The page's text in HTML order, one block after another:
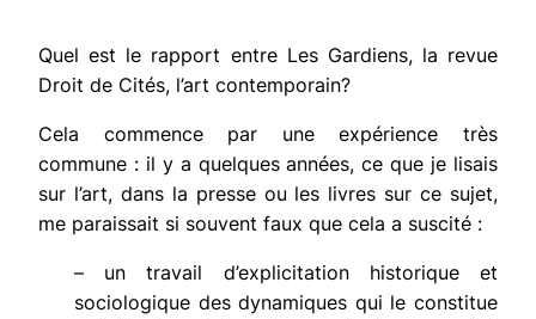
Quel est le rapport entreLes Gardiens, la revue
Droit de Cités, l’art contemporain?
Cela commence par une expérience très
commune : il y a quelques années, ce que je lisais
sur l’art, dans la presse ou les livres sur ce sujet,
me paraissait si souvent faux que cela a suscité :
– un travail d’explicitation historique et
sociologique des dynamiques qui le constitue